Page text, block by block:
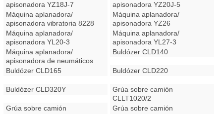
apisonadora YZ18J-7
apisonadora YZ20J-5
Máquina aplanadora/
apisonadora vibratoria 8228
Máquina aplanadora/
apisonadora YZ26
Máquina aplanadora/
apisonadora YL20-3
Máquina aplanadora/
apisonadora YL27-3
Máquina aplanadora/
apisonadora de neumáticos
8302
Buldózer CLD140
Buldózer CLD165 Buldózer CLD220
Buldózer CLD320Y
Grúa sobre camión
CLLT1020/2
Grúa sobre camión
Grúa sobre camión